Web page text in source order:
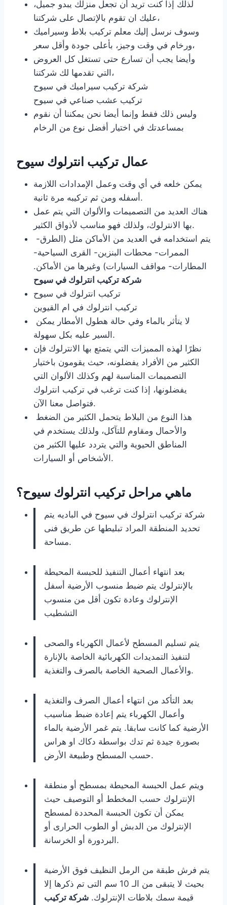
لذلك إذا كنت تريد أن تجعل منزلك يبدو جميل،
عليك ان تقوم بالإتصال على شركتنا،
وسوف نرسل إليك معلم تركيب بلاط وسيراميك
ورخام في وقت وجيز، بأعلى جودة وأقل سعر،
وأيضا يجب أن تسارع حتى تستغل كل العروض
التي تقدمها لك شركتنا،
شركة تركيب سيراميك في سيوح
تركيب عشب صناعي في سيوح
وليس ذلك فقط وإنما أيضا نحن يمكننا أن نقوم
بمساعدتك في اختيار أفضل نوع من الرخام
عمال تركيب انترلوك سيوح
يمكن خلعه في أي وقت وعمل الإمدادات اللازمة
أسفله ومن ثم تركيبه مرة ثانية.
هناك العديد من التصميمات والألوان التي يتم عمل
بها الانترلوك، ولذلك فهو مناسب لأذواق الكثير.
الممرات- محطات البنزين- القرى السياحية-
المطارات- مواقف السيارات) وغيرها من الأماكن.
شركة تركيب انترلوك في سيوح
تركيب انترلوك في سيوح
تركيب انترلوك في ام القيوين
السير عليه بكل سهولة.
نظرًا لهذه المميزات التي يتمتع بها الانترلوك فإن
الكثير من الأفراد يفضلونه، حيث يقومون باختيار
التصميمات المناسبة لهم وكذلك الألوان التي
يفضلونها، إذا كنت ترغب في تركيب انترلوك
فتواصل معنا الآن.
والأحمال ومقاوم للتآكل، ولذلك يستخدم في
المناطق الحيوية والتي يتردد عليها الكثير من
الأشخاص أو السيارات.
ماهي مراحل تركيب انترلوك سيوح؟
شركة تركيب انترلوك في سيوح في الباديه يتم
تحديد المنطقة المراد تبليطها عن طريق فنى
مساحة.
بعد انتهاء أعمال التنفيذ للحبسة المحيطة
بالإنترلوك يتم ضبط منسوب الأرضية أسفل
الإنترلوك وعادة تكون أقل من منسوب
التشطيب
يتم تسليم المسطح لأعمال الكهرباء والصحى
لتنفيذ التمديدات الكهربائية الخاصة بالإنارة
والأعمال الصحية الخاصة بالصرف والتغذية.
بعد التأكد من انتهاء أعمال الصرف والتغذية
وأعمال الكهرباء يتم إعادة ضبط مناسيب
الأرضية كما كانت سابقا. يتم غمر الأرضية بالماء
بصورة جيدة ثم تدك بواسطة دكاك او هراس
حسب المسطح وطبيعة الأرض.
ويتم عمل الحبسة المحيطة بمسطح أو منطقة
الإنترلوك حسب المخطط أو التوصيف حيث
يمكن أن تكون الحبسة المحددة لمسطح
الإنترلوك من الدبش أو الطوب الحرارى أو
البردورة أو الخرسانة.
يتم فرش طبقة من الرمل النظيف فوق الأرضية
بحيث لا يتبقى من الـ 10 سم التى تم ذكرها إلا
قيمة سمك بلاطات الإنترلوك. شركة تركيب